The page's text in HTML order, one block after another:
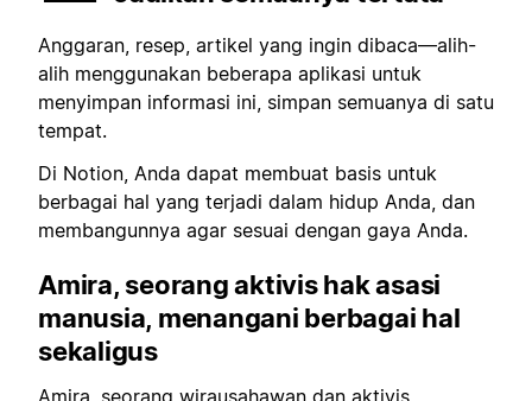
Anggaran, resep, artikel yang ingin dibaca—alih-
alih menggunakan beberapa aplikasi untuk
menyimpan informasi ini, simpan semuanya di satu
tempat.
Di Notion, Anda dapat membuat basis untuk
berbagai hal yang terjadi dalam hidup Anda, dan
membangunnya agar sesuai dengan gaya Anda.
Amira, seorang aktivis hak asasi
manusia, menangani berbagai hal
sekaligus